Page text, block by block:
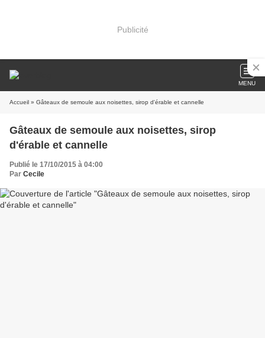
Publicité
MENU
Accueil » Gâteaux de semoule aux noisettes, sirop d'érable et cannelle
Gâteaux de semoule aux noisettes, sirop
d'érable et cannelle
Publié le 17/10/2015 à 04:00
Par Cecile